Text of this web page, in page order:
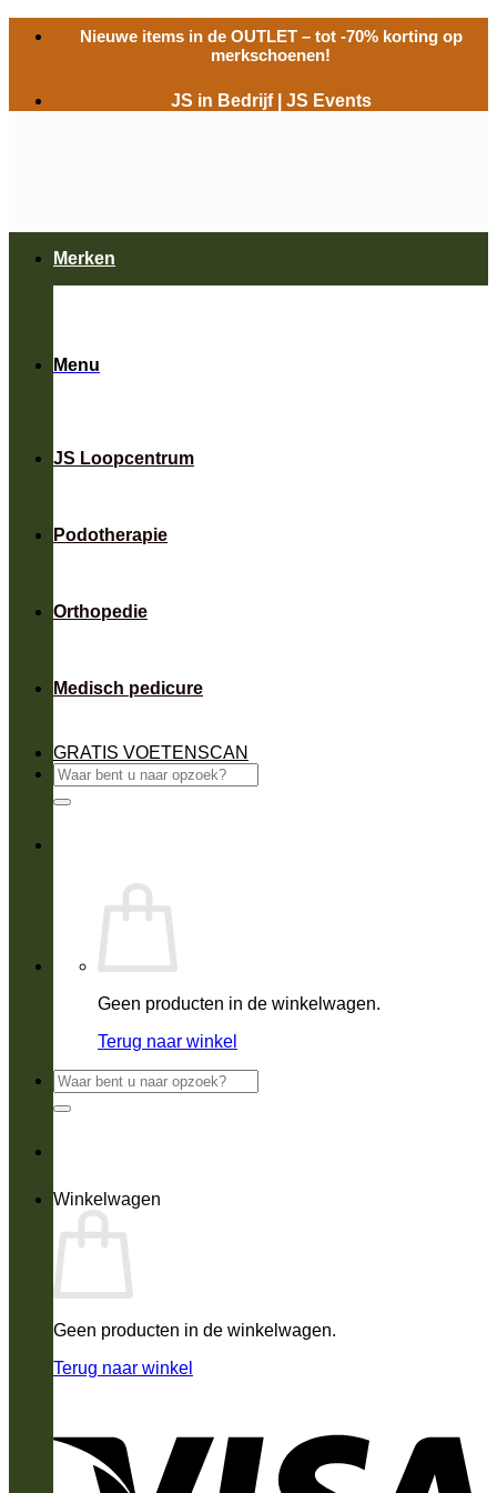
naar
Nieuwe items in de OUTLET– tot -70% korting op
merkschoenen!
JS in Bedrijf JS Events
Menu
JS Loopcentrum
Podotherapie
Orthopedie
Medisch pedicure
GRATIS VOETENSCAN
Zoeken
naar:
Geen producten in de winkelwagen.
Terug naar winkel
Zoeken
naar:
Winkelwagen
Geen producten in de winkelwagen.
Terug naar winkel
Merken